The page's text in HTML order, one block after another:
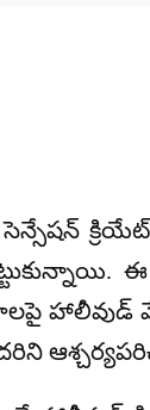
హాలీవుడ్